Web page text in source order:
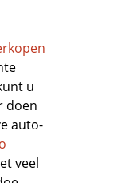
u
doen
auto-
veel